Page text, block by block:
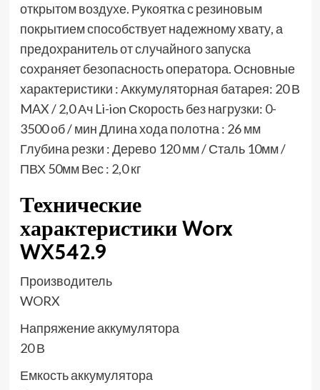
открытом воздухе. Рукоятка с резиновым
покрытием способствует надежному хвату, а
предохранитель от случайного запуска
сохраняет безопасность оператора. Основные
характеристики : Аккумуляторная батарея: 20 В
MAX / 2,0 Ач Li-ion Скорость без нагрузки: 0-
3500 об / мин Длина хода полотна : 26 мм
Глубина резки : Дерево 120 мм / Сталь 10мм /
ПВХ 50мм Вес : 2,0 кг
Технические
характеристики Worx
WX542.9
Производитель
WORX
Напряжение аккумулятора
20 В
Емкость аккумулятора